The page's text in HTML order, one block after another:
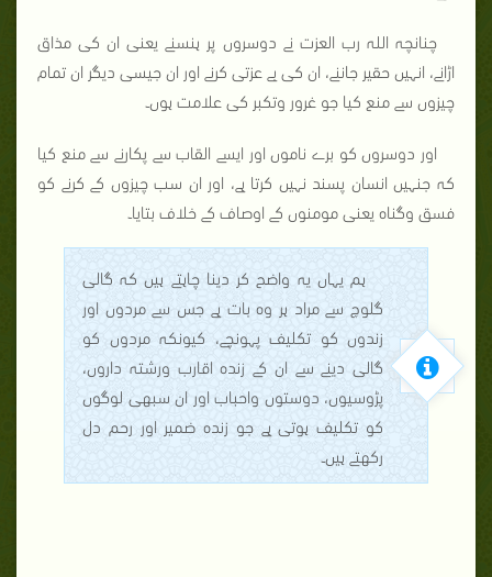
چنانچہ اللہ رب العزت نے دوسروں پر ہنسنے یعنی ان کی مذاق
اڑانے، انہیں حقیر جاننے، ان کی بے عزتی کرنے اور ان جیسی دیگر ان تمام
چیزوں سے منع کیا جو غرور وتکبر کی علامت ہوں۔
اور دوسروں کو برے ناموں اور ایسے القاب سے پکارنے سے منع کیا
کہ جنہیں انسان پسند نہیں کرتا ہے، اور ان سب چیزوں کے کرنے کو
فسق وگناہ یعنی مومنوں کے اوصاف کے خلاف بتایا۔
ہم یہاں یہ واضح کر دینا چاہتے ہیں کہ گالی
گلوچ سے مراد ہر وہ بات ہے جس سے مردوں اور
زندوں کو تکلیف پہونچے، کیونکہ مردوں کو
گالی دینے سے ان کے زندہ اقارب ورشتہ داروں،
پڑوسیوں، دوستوں واحباب اور ان سبھی لوگوں
کو تکلیف ہوتی ہے جو زندہ ضمیر اور رحم دل
رکھتے ہیں۔